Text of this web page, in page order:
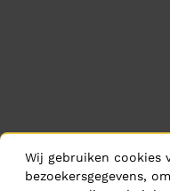
Wij gebruiken cookies
bezoekersgegevens,